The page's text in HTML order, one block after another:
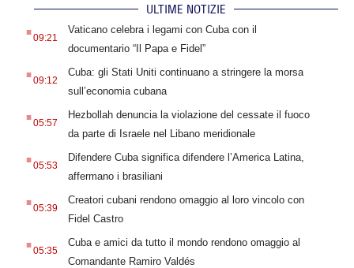
ULTIME NOTIZIE
.09:21
Vaticano celebra i legami con Cuba con il
documentario “Il Papa e Fidel”
.09:12
Cuba: gli Stati Uniti continuano a stringere la morsa
sull’economia cubana
.05:57
Hezbollah denuncia la violazione del cessate il fuoco
da parte di Israele nel Libano meridionale
.05:53
Difendere Cuba significa difendere l’America Latina,
affermano i brasiliani
.05:39
Creatori cubani rendono omaggio al loro vincolo con
Fidel Castro
.05:35
Cuba e amici da tutto il mondo rendono omaggio al
Comandante Ramiro Valdés